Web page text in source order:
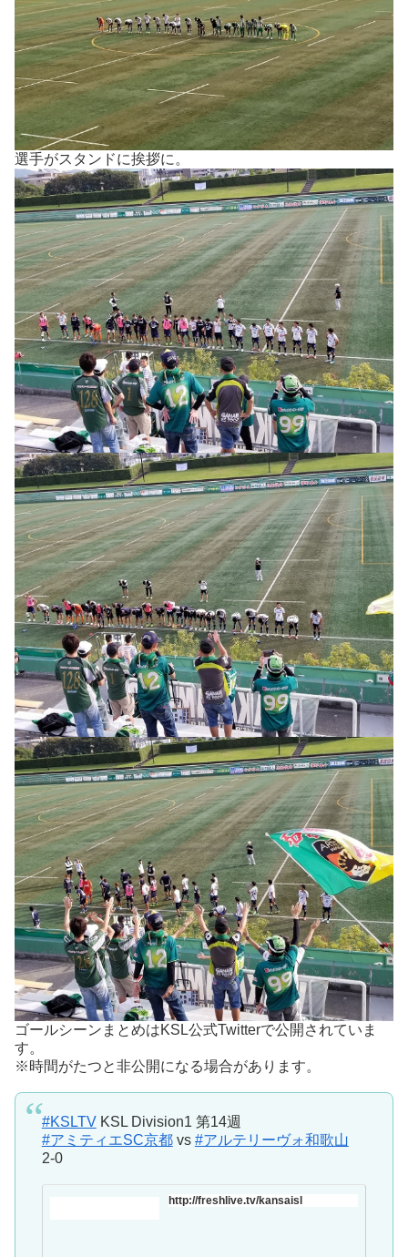
選手がスタンドに挨拶に。
ゴールシーンまとめはKSL公式Twitterで公開されていま
す。
※時間がたつと非公開になる場合があります。
#KSLTVKSL Division1 第14週
#アミティエSC京都vs #アルテリーヴォ和歌山
2-0
http://freshlive.tv/kansaisl